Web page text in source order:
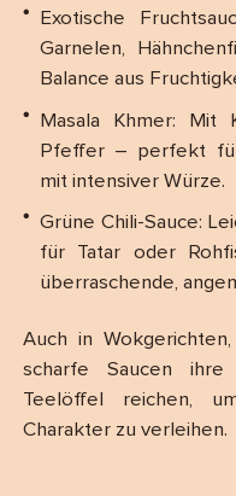
Exotische
Garnelen,
Balance aus
Masala Khmer: Mit
Pfeffer – perfekt
mit intensiver Würze.
Grüne Chili-Sauce:
für Tatar oder
überraschende,
Auch in
scharfe Saucen
Teelöffel reichen,
Charakter zu verleihen.